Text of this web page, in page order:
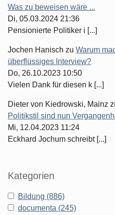
Was zu beweisen wäre ...
Di, 05.03.2024 21:36
Pensionierte Politiker i [...]
Jochen Hanisch zu Warum
überflüssiges Interview?
Do, 26.10.2023 10:50
Vielen Dank für diesen k [...]
Dieter von Kiedrowski, Mainz
Politikstil sind nun
Mi, 12.04.2023 11:24
Eckhard Jochum schreibt [...]
Kategorien
Bildung (886)
documenta (245)